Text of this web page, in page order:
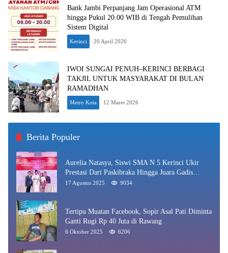
Bank Jambi Perpanjang Jam Operasional ATM
hingga Pukul 20.00 WIB di Tengah Pemulihan
Sistem Digital
Kerinci 20 April 2026
IWOI SUNGAI PENUH–KERINCI BERBAGI
TAKJIL UNTUK MASYARAKAT DI BULAN
RAMADHAN
Metro Kota 12 Maret 2026
Berita Populer
Aurelia Natasya, Siswi SMA N 5 Kerinci Ukir
Prestasi Dari Paskibraka Hingga Juara Gadis
Kerinci 2025
17 Agustus 2025 9034
Tertipu Muatan Facebook, Sopir Asal Pati Diminta
Ganti Rugi Rp 40 Juta di Rawang
6 Oktober 2025 6206